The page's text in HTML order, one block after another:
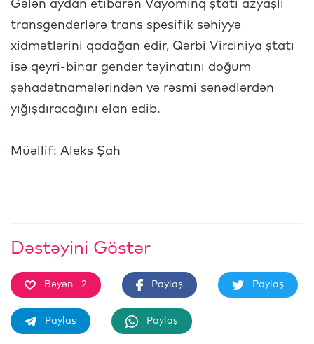
Gələn aydan etibarən Vayominq ştatı azyaşlı
transgenderlərə trans spesifik səhiyyə
xidmətlərini qadağan edir, Qərbi Virciniya ştatı
isə qeyri-binar gender təyinatını doğum
şəhadətnamələrindən və rəsmi sənədlərdən
yığışdıracağını elan edib.
Müəllif: Aleks Şah
Dəstəyini Göstər
Bəyən 2 Paylaş Paylaş
Paylaş Paylaş